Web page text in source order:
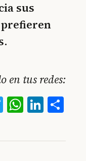
sus
en tus redes:
Twitter